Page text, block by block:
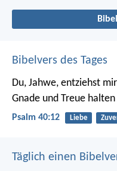
Bibelvers des Tages
Du, Jahwe, entziehst
Gnade und Treue
Psalm 40:12 Liebe
Täglich einen